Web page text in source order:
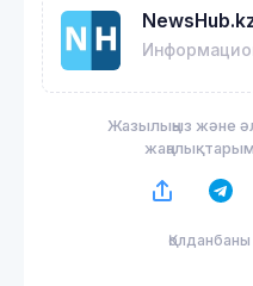
Жазылыңыз және